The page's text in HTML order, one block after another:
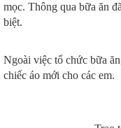
mọc. Thông qua bữa ăn
biệt.
Ngoài việc tổ chức bữa
chiếc áo mới cho các em.